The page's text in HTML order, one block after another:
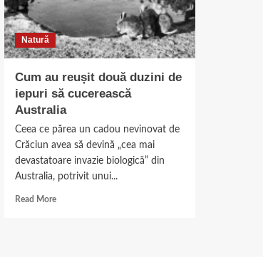
Natură
Cum au reușit două duzini de
iepuri să cucerească
Australia
Ceea ce părea un cadou nevinovat de
Crăciun avea să devină „cea mai
devastatoare invazie biologică” din
Australia, potrivit unui...
Read MoreRead